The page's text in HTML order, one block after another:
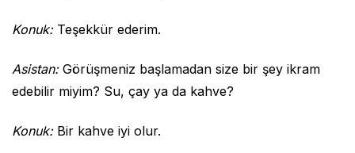
Konuk:Teşekkür ederim.
Asistan:Görüşmeniz başlamadan size bir şey ikram
edebilir miyim? Su, çay ya da kahve?
Konuk:Bir kahve iyi olur.